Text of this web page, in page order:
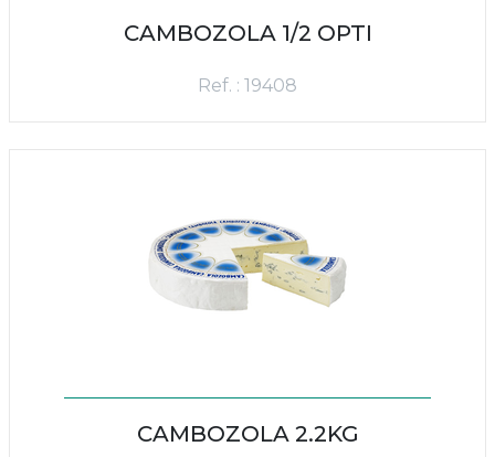
CAMBOZOLA 1/2 OPTI
Ref. : 19408
CAMBOZOLA 2.2KG